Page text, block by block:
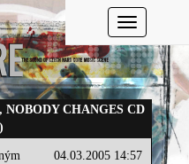
Toggle
NOBODY CHANGES CD
04.03.2005 14:57